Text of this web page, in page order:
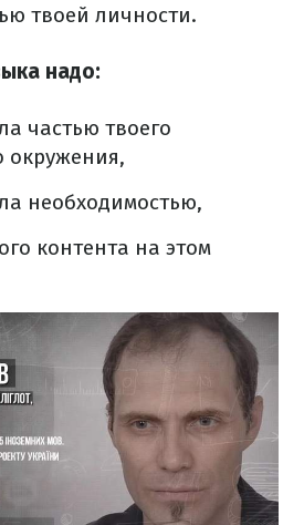
твоей личности.
надо:
частью твоего
окружения,
необходимостью,
контента на этом